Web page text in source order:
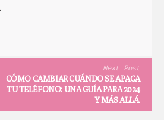
Next Post
CÓMO CAMBIAR CUÁNDO SE APAGA
TU TELÉFONO: UNA GUÍA PARA 2024
Y MÁS ALLÁ.